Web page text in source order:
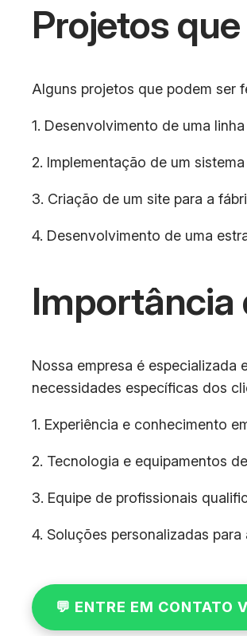
Projetos
Alguns projetos que podem ser
1. Desenvolvimento de uma
2. Implementação de um
3. Criação de um site para a
4. Desenvolvimento de uma
Importância
Nossa empresa é
necessidades específicas dos
1. Experiência e conhecimento
2. Tecnologia e equipamentos
3. Equipe de profissionais
4. Soluções personalizadas